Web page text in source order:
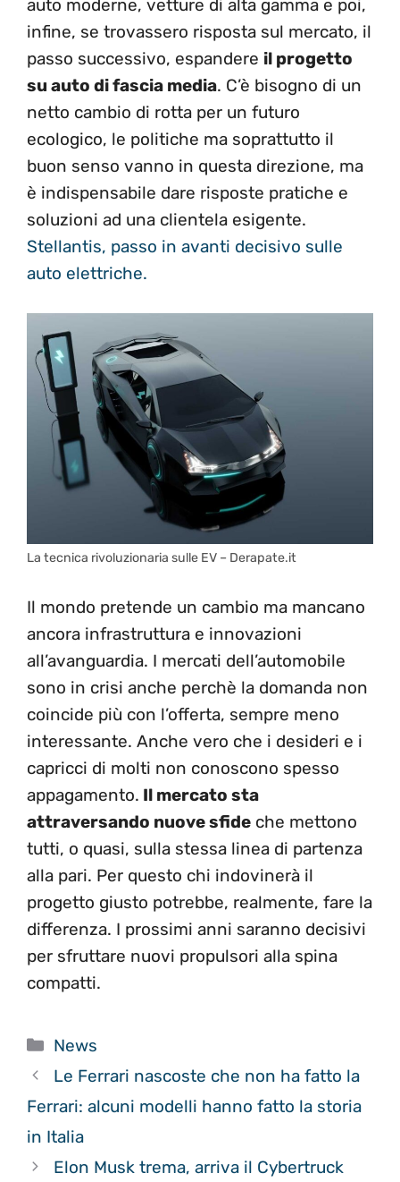
auto moderne, vetture di alta gamma e poi,
infine, se trovassero risposta sul mercato, il
passo successivo, espandere il progetto
su auto di fascia media. C’è bisogno di un
netto cambio di rotta per un futuro
ecologico, le politiche ma soprattutto il
buon senso vanno in questa direzione, ma
è indispensabile dare risposte pratiche e
soluzioni ad una clientela esigente.
Stellantis, passo in avanti decisivo sulle
auto elettriche.
La tecnica rivoluzionaria sulle EV – Derapate.it
Il mondo pretende un cambio ma mancano
ancora infrastruttura e innovazioni
all’avanguardia. I mercati dell’automobile
sono in crisi anche perchè la domanda non
coincide più con l’offerta, sempre meno
interessante. Anche vero che i desideri e i
capricci di molti non conoscono spesso
appagamento. Il mercato sta
attraversando nuove sfide che mettono
tutti, o quasi, sulla stessa linea di partenza
alla pari. Per questo chi indovinerà il
progetto giusto potrebbe, realmente, fare la
differenza. I prossimi anni saranno decisivi
per sfruttare nuovi propulsori alla spina
compatti.
Categorie
News
Le Ferrari nascoste che non ha fatto la
Ferrari: alcuni modelli hanno fatto la storia
in Italia
Elon Musk trema, arriva il Cybertruck